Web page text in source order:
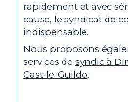
rapidement et avec
cause, le syndicat de
indispensable.
Nous proposons
services de syndic à
Cast-le-Guildo.